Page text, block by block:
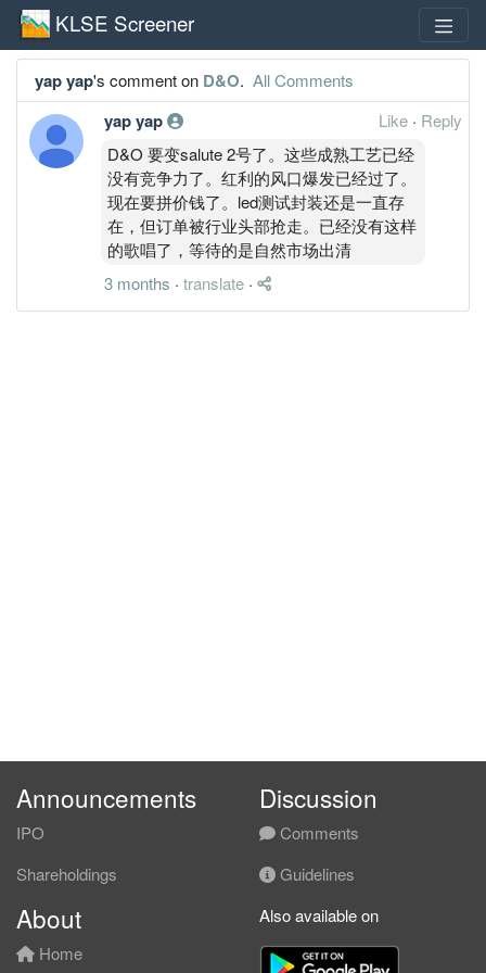
KLSE Screener
yap yap's comment on D&O. All Comments
yap yap Like · Reply
D&O 要变salute 2号了。这些成熟工艺已经
没有竞争力了。红利的风口爆发已经过了。
现在要拼价钱了。led测试封装还是一直存
在，但订单被行业头部抢走。已经没有这样
的歌唱了，等待的是自然市场出清
3 months · translate ·
Announcements
IPO
Shareholdings
Discussion
Comments
Guidelines
About
Home
Also available on